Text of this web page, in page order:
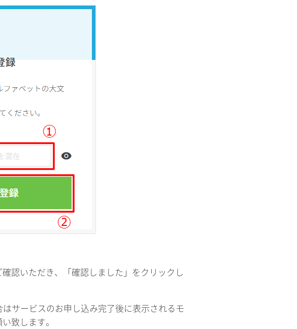
認いただき、「確認しました」をクリックし
サービスのお申し込み完了後に表示されるモ
致します。